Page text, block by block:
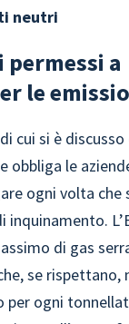
neutri
a
le
cui si è discusso
obbliga le
ogni volta che
di gas
se rispettano,
per ogni